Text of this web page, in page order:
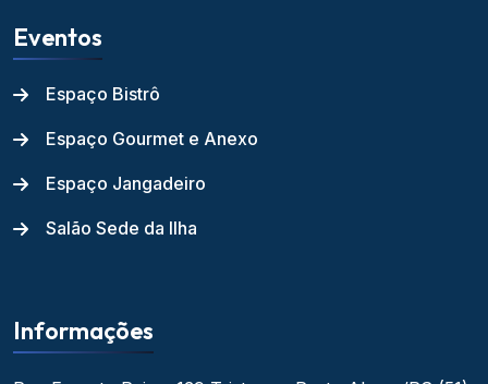
Eventos
Espaço Bistrô
Espaço Gourmet e Anexo
Espaço Jangadeiro
Salão Sede da Ilha
Informações